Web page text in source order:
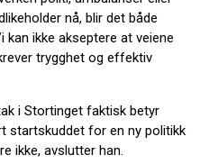
nå, blir det både
ikke akseptere at veiene
trygghet og effektiv
i Stortinget faktisk betyr
startskuddet for en ny politikk
ikke, avslutter han.